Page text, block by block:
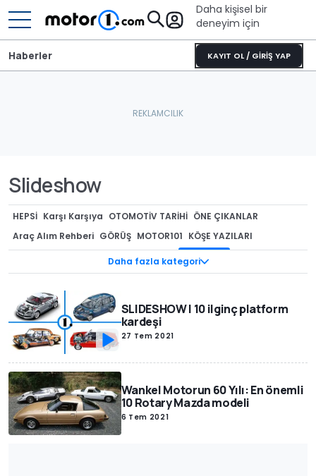
Daha kişisel bir
deneyim için
KAYIT OL / GİRİŞ YAP
Haberler
Slideshow
Daha fazla kategori
HEPSI Karşı Karşıya OTOMOTİV TARİHİ ÖNE ÇIKANLAR
Araç Alım Rehberi GÖRÜŞ MOTOR101 KÖŞE YAZILARI
ARŞİVDEN En'ler Slideshow
SLIDESHOW | 10 ilginç platform
kardeşi
27 Tem 2021
Wankel Motorun 60 Yılı: En önemli
10 Rotary Mazda modeli
6 Tem 2021